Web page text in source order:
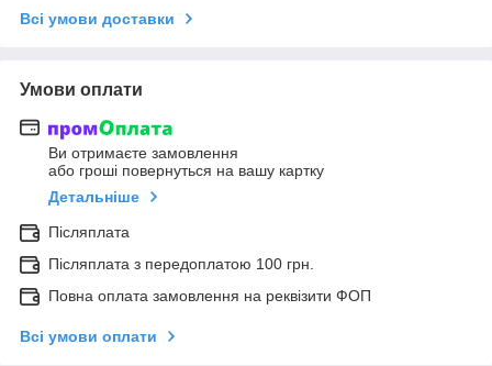
Всі умови доставки
Умови оплати
Ви отримаєте замовлення
або гроші повернуться на вашу картку
Детальніше
Післяплата
Післяплата з передоплатою 100 грн.
Повна оплата замовлення на реквізити ФОП
Всі умови оплати